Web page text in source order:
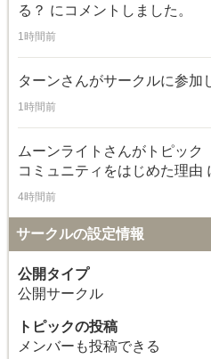
る？ にコメントしました。
1時間前
ターンさんがサークルに参加
1時間前
ムーンライト さんがトピック
コミュニティをはじめた理由
4時間前
サークルの設定情報
公開タイプ
公開サークル
トピックの投稿
メンバーも投稿できる